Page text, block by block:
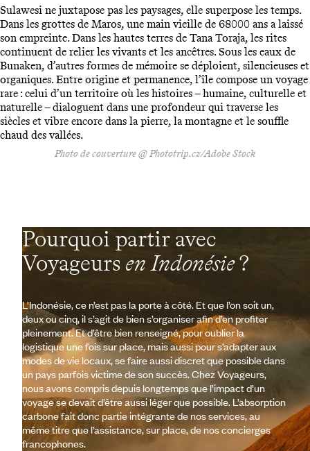
Sulawesi ne juxtapose pas les paysages, elle superpose les temps.
Dans les grottes de Maros, une main vieille de 68000 ans a laissé
son empreinte. Dans les hautes terres de Tana Toraja, les rites
continuent de relier les vivants et les ancêtres. Sous les eaux de
Bunaken, d’autres formes de mémoire se déploient, silencieuses et
organiques. Entre origine et permanence, l’île compose un voyage
rare : celui d’un territoire où les histoires – humaine, culturelle et
naturelle – dialoguent dans une profondeur qui traverse les
siècles et vibre encore dans la pierre, la montagne et le souffle
chaud des vallées.
Photo de couverture @ Phototrip.cz/Adobe Stock
Pourquoi partir avec
Voyageurs en Indonésie?
L’Indonésie, ce n’est pas la porte à côté. Et que l’on soit un,
deux ou cinq, il s’agit de bien s’organiser afin d’en profiter
pleinement. Et d’être bien renseigné, pour oublier la
logistique une fois sur place, mais aussi pour s’adapter aux
modes de vie locaux, se faire aussi discret que possible dans
un pays parfois victime de son succès. Chez Voyageurs,
nous avons compris depuis longtemps que l’impact d’un
voyage se devait d’être aussi léger que possible. L’absorption
carbone fait donc partie intégrante de nos services, au
même titre que l’assistance, sur place, de nos concierges
francophones.